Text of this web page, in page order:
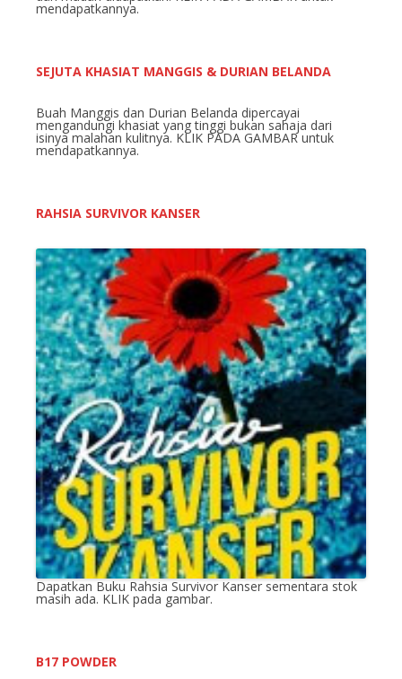
mendapatkannya.
SEJUTA KHASIAT MANGGIS & DURIAN BELANDA
Buah Manggis dan Durian Belanda dipercayai
mengandungi khasiat yang tinggi bukan sahaja dari
isinya malahan kulitnya. KLIK PADA GAMBAR untuk
mendapatkannya.
RAHSIA SURVIVOR KANSER
Dapatkan Buku Rahsia Survivor Kanser sementara stok
masih ada. KLIK pada gambar.
B17 POWDER